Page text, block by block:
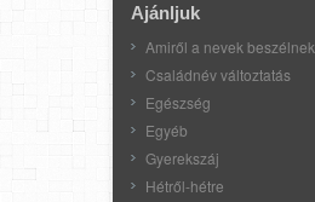
Ajánljuk
Amiről a nevek beszélnek
Családnév változtatás
Egészség
Egyéb
Gyerekszáj
Hétről-hétre